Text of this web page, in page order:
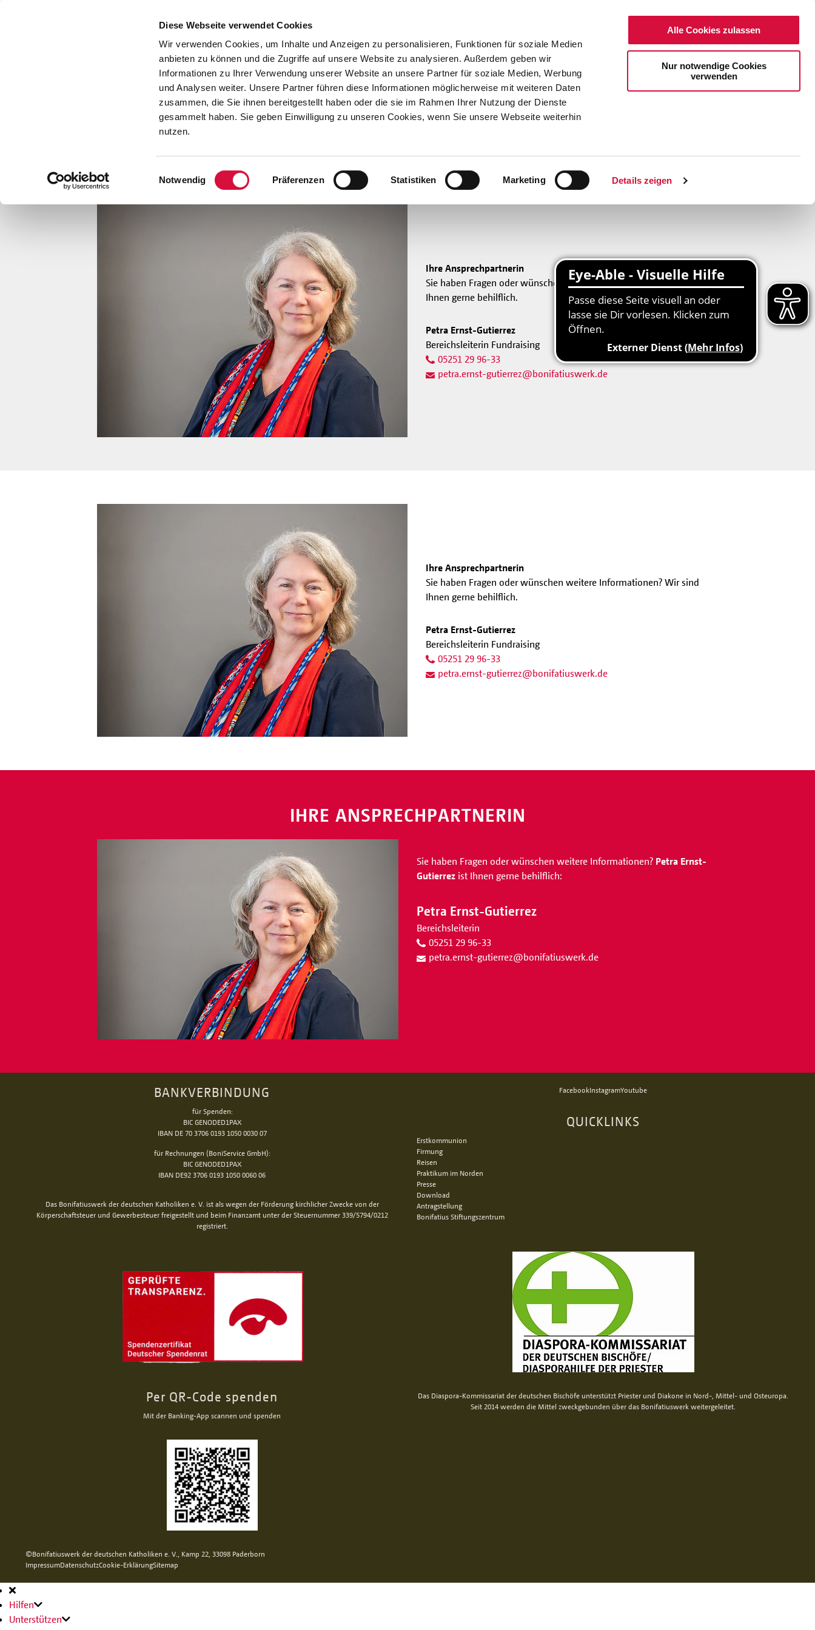
Diese Webseite verwendet Cookies
Wir verwenden Cookies, um Inhalte und Anzeigen zu personalisieren, Funktionen für soziale Medien
anbieten zu können und die Zugriffe auf unsere Website zu analysieren. Außerdem geben wir
Informationen zu Ihrer Verwendung unserer Website an unsere Partner für soziale Medien, Werbung
und Analysen weiter. Unsere Partner führen diese Informationen möglicherweise mit weiteren Daten
zusammen, die Sie ihnen bereitgestellt haben oder die sie im Rahmen Ihrer Nutzung der Dienste
gesammelt haben. Sie geben Einwilligung zu unseren Cookies, wenn Sie unsere Webseite weiterhin
nutzen.
Einwilligungsauswahl
Notwendig Präferenzen Statistiken Marketing Details zeigen
Alle Cookies zulassen
Nur notwendige Cookies
verwenden
Hilfen
Unterstützen
Projekte
Ihre Ansprechpartnerin
Sie haben Fragen oder wünschen weitere Informationen? Wir sind
Ihnen gerne behilflich.
Petra Ernst-Gutierrez
Bereichsleiterin Fundraising
05251 29 96-33
petra.ernst-gutierrez@bonifatiuswerk.de
Ihre Ansprechpartnerin
Sie haben Fragen oder wünschen weitere Informationen? Wir sind
Ihnen gerne behilflich.
Petra Ernst-Gutierrez
Bereichsleiterin Fundraising
05251 29 96-33
petra.ernst-gutierrez@bonifatiuswerk.de
IHRE ANSPRECHPARTNERIN
Sie haben Fragen oder wünschen weitere Informationen? Petra Ernst-
Gutierrez ist Ihnen gerne behilflich:
Petra Ernst-Gutierrez
Bereichsleiterin
05251 29 96-33
petra.ernst-gutierrez@bonifatiuswerk.de
BANKVERBINDUNG
für Spenden:
BIC GENODED1PAX
IBAN DE 70 3706 0193 1050 0030 07
für Rechnungen (BoniService GmbH):
BIC GENODED1PAX
IBAN DE92 3706 0193 1050 0060 06
Das Bonifatiuswerk der deutschen Katholiken e. V. ist als wegen der Förderung kirchlicher Zwecke von der
Körperschaftsteuer und Gewerbesteuer freigestellt und beim Finanzamt unter der Steuernummer 339/5794/0212
registriert.
Per QR-Code spenden
Mit der Banking-App scannen und spenden
FacebookInstagramYoutube
QUICKLINKS
Erstkommunion
Firmung
Reisen
Praktikum im Norden
Presse
Download
Antragstellung
Bonifatius Stiftungszentrum
Das Diaspora-Kommissariat der deutschen Bischöfe unterstützt Priester und Diakone in Nord-, Mittel- und Osteuropa.
Seit 2014 werden die Mittel zweckgebunden über das Bonifatiuswerk weitergeleitet.
©Bonifatiuswerk der deutschen Katholiken e. V., Kamp 22, 33098 Paderborn
ImpressumDatenschutzCookie-ErklärungSitemap
Hauptnavigation
Hilfen
Unterstützen